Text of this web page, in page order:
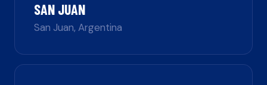
SAN JUAN
San Juan,Argentina